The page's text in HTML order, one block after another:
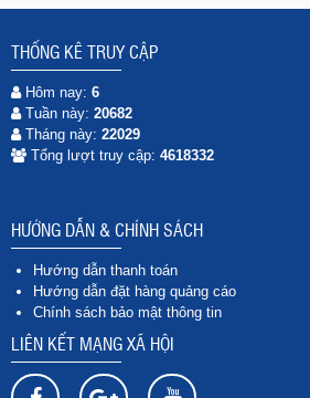
THỐNG KÊ TRUY CẬP
Hôm nay: 6
Tuần này: 20682
Tháng này: 22029
Tổng lượt truy cập: 4618332
HƯỚNG DẪN & CHÍNH SÁCH
Hướng dẫn thanh toán
Hướng dẫn đặt hàng quảng cáo
Chính sách bảo mật thông tin
LIÊN KẾT MẠNG XÃ HỘI